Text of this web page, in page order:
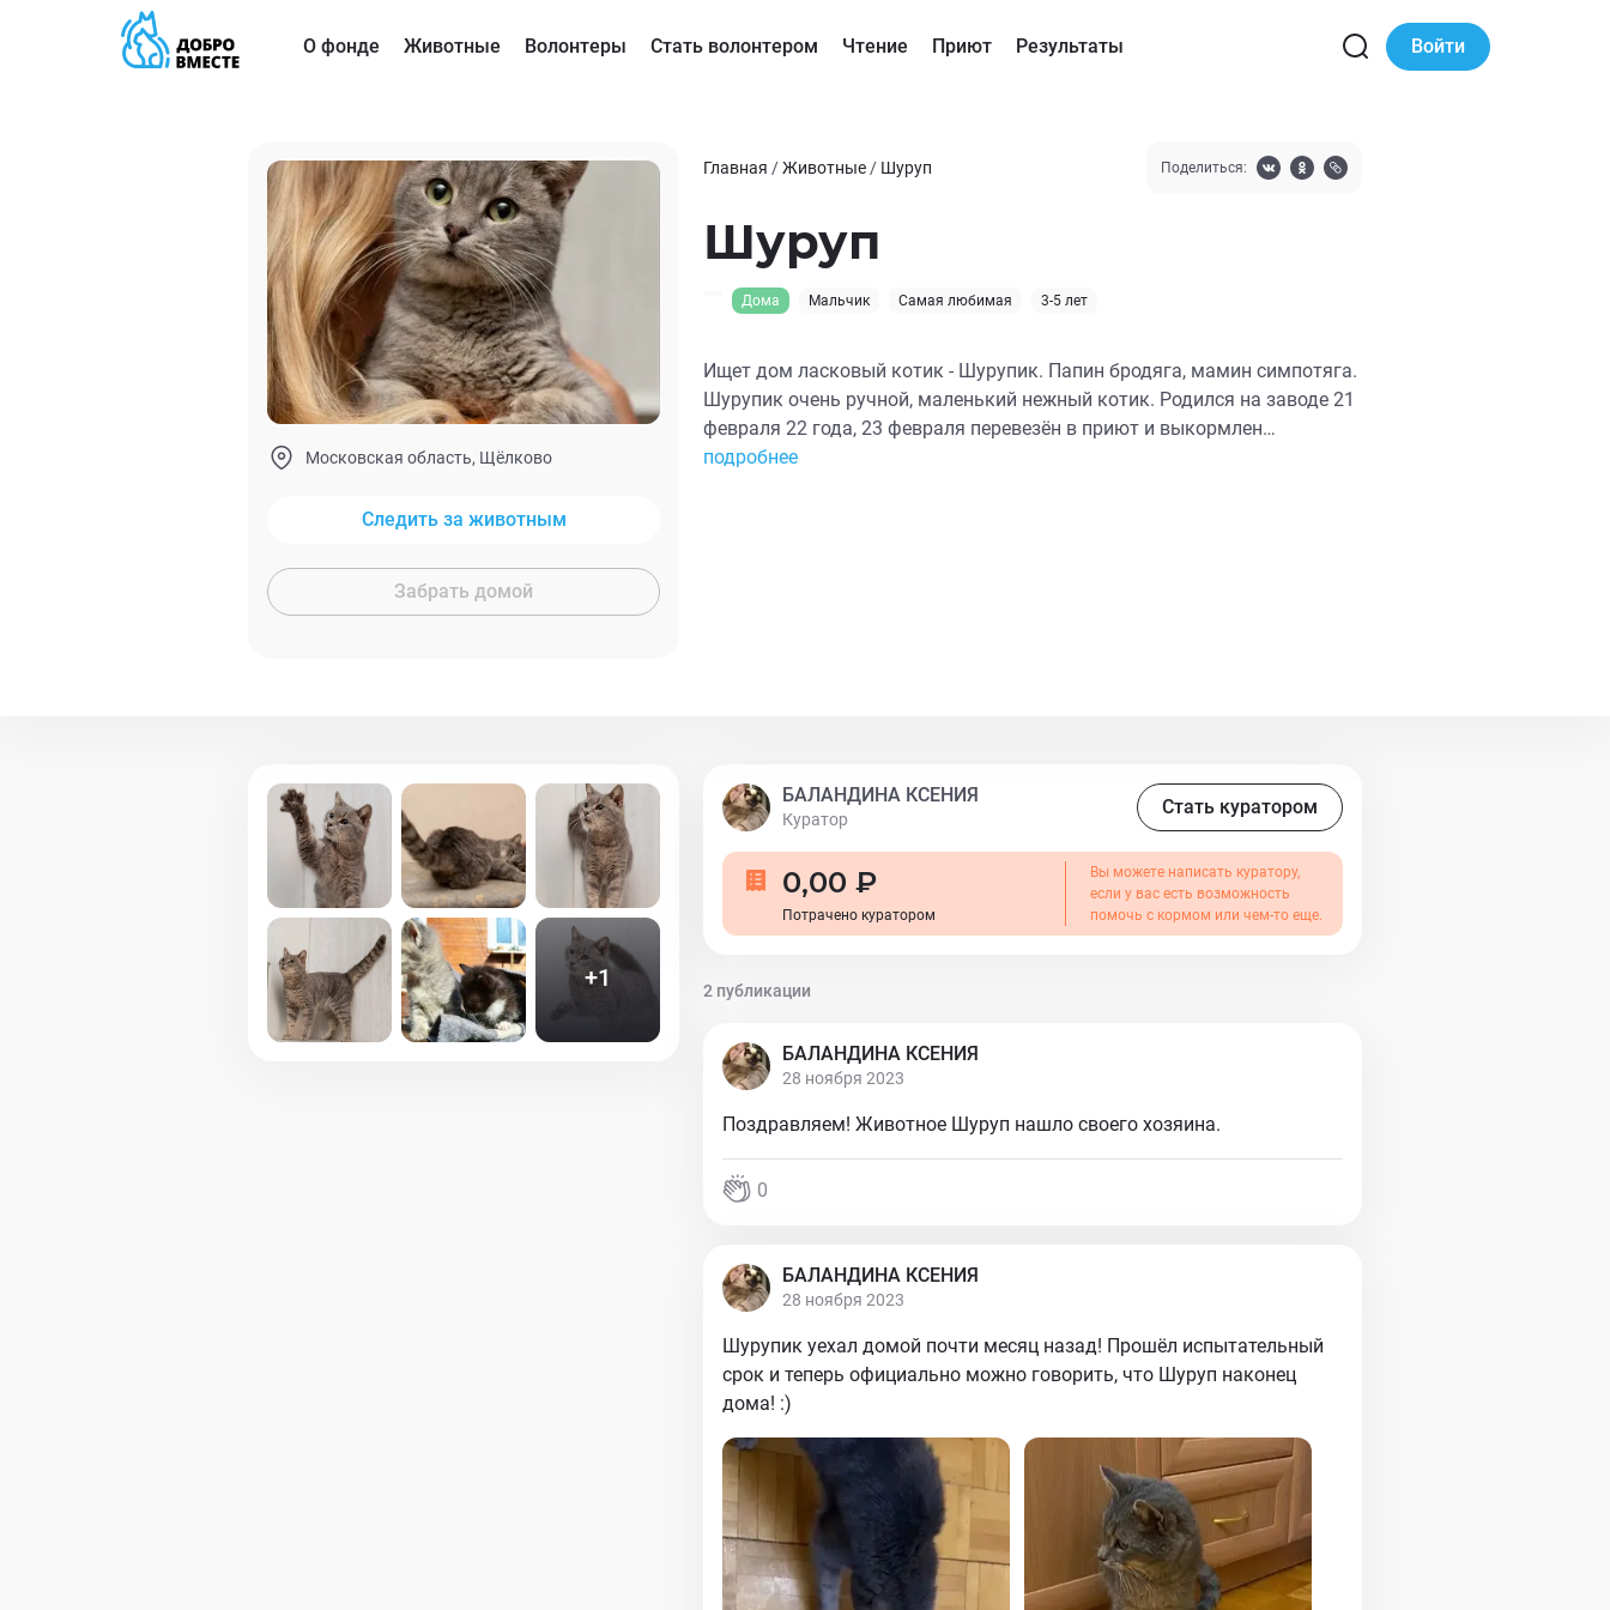
О фонде Животные Волонтеры Стать волонтером Чтение Приют Результаты Войти
Московская область, Щёлково
Следить за животным
Забрать домой
Главная /Животные / Шуруп Поделиться:
Шуруп
Дома Мальчик Самая любимая 3-5 лет
Ищет дом ласковый котик - Шурупик. Папин бродяга, мамин симпотяга.
Шурупик очень ручной, маленький нежный котик. Родился на заводе 21
февраля 22 года, 23 февраля перевезён в приют и выкормлен
владелицей приюта, в связи с чем очень любит руки человека и
подробнее
+1
БАЛАНДИНА КСЕНИЯ
Куратор
Стать куратором
0,00 ₽
Потрачено куратором
Вы можете написать куратору,
если у вас есть возможность
помочь с кормом или чем-то еще.
2 публикации
БАЛАНДИНА КСЕНИЯ
28 ноября 2023
Поздравляем! Животное Шуруп нашло своего хозяина.
0
БАЛАНДИНА КСЕНИЯ
28 ноября 2023
Шурупик уехал домой почти месяц назад! Прошёл испытательный
срок и теперь официально можно говорить, что Шуруп наконец
дома! :)